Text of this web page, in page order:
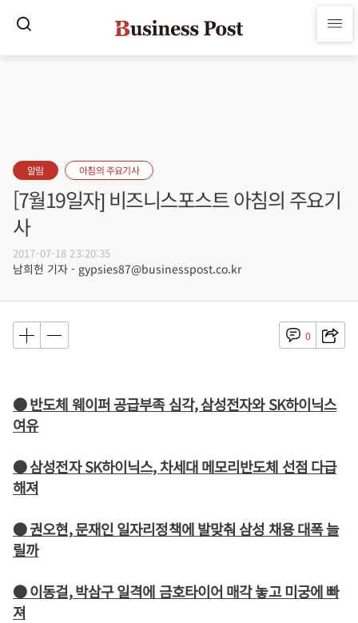
알림 아침의 주요기사
[7월19일자] 비즈니스포스트 아침의 주요기
사
2017-07-18 23:20:35
남희헌 기자 - gypsies87@businesspost.co.kr
0
● 반도체 웨이퍼 공급부족 심각, 삼성전자와 SK하이닉스
여유
● 삼성전자 SK하이닉스, 차세대 메모리반도체 선점 다급
해져
● 권오현, 문재인 일자리정책에 발맞춰 삼성 채용 대폭 늘
릴까
● 이동걸, 박삼구 일격에 금호타이어 매각 놓고 미궁에 빠
져